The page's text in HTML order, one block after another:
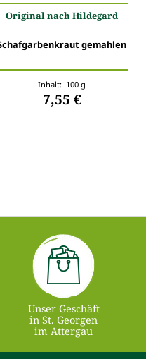
Original nach Hildegard
gemahlen
Inhalt: 100 g
7,55 €
Unser Geschäft
in St. Georgen
im Attergau